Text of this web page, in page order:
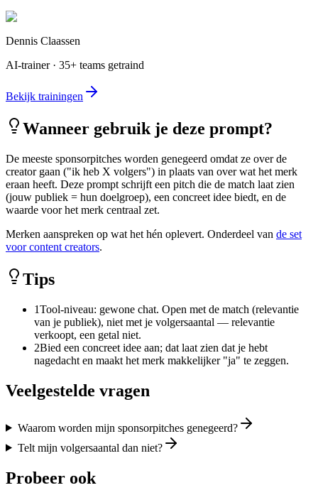
Dennis Claassen
AI-trainer · 35+ teams getraind
Bekijk trainingen
Wanneer gebruik je deze prompt?
De meeste sponsorpitches worden genegeerd omdat ze over de
creator gaan ("ik heb X volgers") in plaats van over wat het merk
eraan heeft. Deze prompt schrijft een pitch die de match laat zien
(jouw publiek = hun doelgroep), een concreet idee biedt, en de
waarde voor het merk centraal zet.
Merken aanspreken op wat het hén oplevert. Onderdeel van de set
voor content creators.
Tips
1Tool-niveau: gewone chat. Open met de match (relevantie
van je publiek), niet met je volgersaantal — relevantie
verkoopt, een getal niet.
2Bied een concreet idee aan; dat laat zien dat je hebt
nagedacht en maakt het merk makkelijker "ja" te zeggen.
Veelgestelde vragen
Waarom worden mijn sponsorpitches genegeerd?
Telt mijn volgersaantal dan niet?
Probeer ook